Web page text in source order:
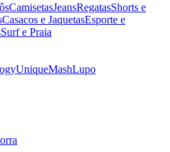
CamisetasJeansRegatasShorts e
Casacos e JaquetasEsporte e
Surf e Praia
UniqueMashLupo